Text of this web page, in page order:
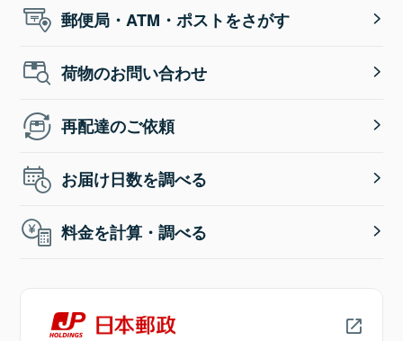
郵便局・ATM・ポストをさがす
荷物のお問い合わせ
再配達のご依頼
お届け日数を調べる
料金を計算・調べる